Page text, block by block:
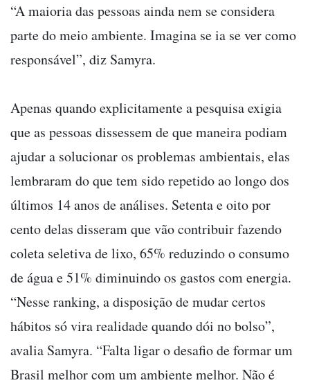
“A maioria das pessoas ainda nem se considera
parte do meio ambiente. Imagina se ia se ver como
responsável”, diz Samyra.
Apenas quando explicitamente a pesquisa exigia
que as pessoas dissessem de que maneira podiam
ajudar a solucionar os problemas ambientais, elas
lembraram do que tem sido repetido ao longo dos
últimos 14 anos de análises. Setenta e oito por
cento delas disseram que vão contribuir fazendo
coleta seletiva de lixo, 65% reduzindo o consumo
de água e 51% diminuindo os gastos com energia.
“Nesse ranking, a disposição de mudar certos
hábitos só vira realidade quando dói no bolso”,
avalia Samyra. “Falta ligar o desafio de formar um
Brasil melhor com um ambiente melhor. Não é